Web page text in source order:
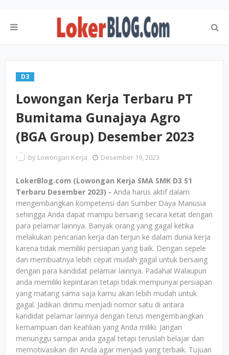
D3
Lowongan Kerja Terbaru PT
Bumitama Gunajaya Agro
(BGA Group) Desember 2023
by Lowongan Kerja Desember 19, 2023
LokerBlog.com (Lowongan Kerja SMA SMK D3 S1
Terbaru Desember 2023) - Anda harus aktif dalam
mengembangkan kompetensi dan Sumber Daya Manusia
sehingga Anda dapat mampu bersaing secara ketat dengan
para pelamar lainnya. Banyak orang yang gagal ketika
melakukan pencarian kerja dan terjun ke dalam dunia kerja
karena tidak memiliki persiapan yang baik. Dengan sepele
dan membuatnya lebih cepat mudah gagal untuk bersaing
dengan para kandidat pelamar lainnya. Padahal Walaupun
anda memiliki kepintaran tetapi tidak mempunyai persiapan
yang matang sama saja kamu akan lebih mudah untuk
gagal. Jadikan dirimu menjadi nomor satu di antara
kandidat pelamar lainnya dengan terus mengembangkan
kemampuan dan keahlian yang Anda miliki. Jangan
menunggu sampai anda gagal tetapi teruslah belajar dan
memotivasikan diri Anda agar menjadi yang terbaik. Tujuan